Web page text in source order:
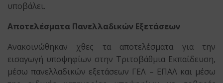
υποβάλει.
Αποτελέσματα Πανελλαδικών Εξετάσεων
Ανακοινώθηκαν χθες τα αποτελέσματα για την
εισαγωγή υποψηφίων στην Τριτοβάθμια Εκπαίδευση,
μέσω πανελλαδικών εξετάσεων ΓΕΛ – ΕΠΑΛ και μέσω